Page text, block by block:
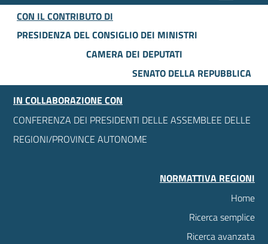
CON IL CONTRIBUTO DI
PRESIDENZA DEL CONSIGLIO DEI MINISTRI
CAMERA DEI DEPUTATI
SENATO DELLA REPUBBLICA
IN COLLABORAZIONE CON
CONFERENZA DEI PRESIDENTI DELLE ASSEMBLEE DELLE
REGIONI/PROVINCE AUTONOME
NORMATTIVA REGIONI
Home
Ricerca semplice
Ricerca avanzata